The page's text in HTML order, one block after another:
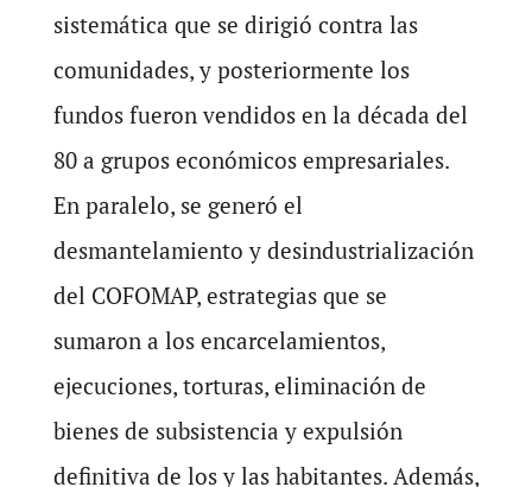
sistemática que se dirigió contra las
comunidades, y posteriormente los
fundos fueron vendidos en la década del
80 a grupos económicos empresariales.
En paralelo, se generó el
desmantelamiento y desindustrialización
del COFOMAP, estrategias que se
sumaron a los encarcelamientos,
ejecuciones, torturas, eliminación de
bienes de subsistencia y expulsión
definitiva de los y las habitantes. Además,